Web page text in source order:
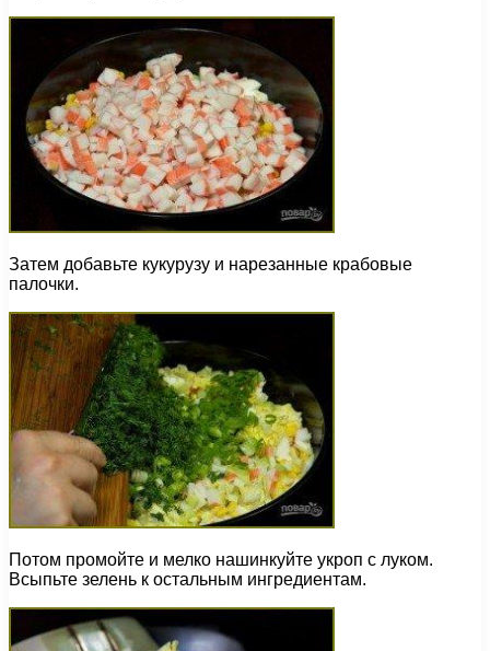
Затем добавьте кукурузу и нарезанные крабовые
палочки.
Потом промойте и мелко нашинкуйте укроп с луком.
Всыпьте зелень к остальным ингредиентам.